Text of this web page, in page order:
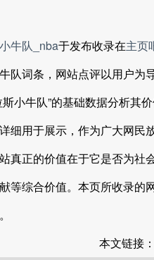
牛队_nba于发布收录在主页
队词条，网站点评以用户为
斯小牛队”的基础数据分析其
细用于展示，作为广大网民
真正的价值在于它是否为社
等综合价值。本页所收录的
本文链接：